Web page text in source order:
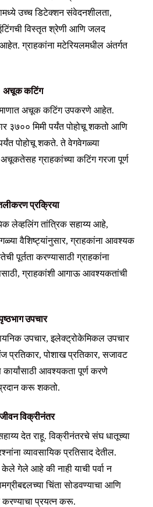
उच्च डिटेक्शन संवेदनशीलता,
विस्तृत श्रेणी आणि जलद
ग्राहकांना मटेरियलमधील अंतर्गत
अचूक कटिंग
अचूक कटिंग उपकरणे आहेत.
३७०० मिमी पर्यंत पोहोचू शकतो आणि
पोहोचू शकते. ते वेगवेगळ्या
ग्राहकांच्या कटिंग गरजा पूर्ण
प्रक्रिया
लेव्हलिंग तांत्रिक सहाय्य आहे,
वैशिष्ट्यांनुसार, ग्राहकांना आवश्यक
पूर्तता करण्यासाठी ग्राहकांना
ग्राहकांशी आगाऊ आवश्यकतांची
उपचार
उपचार, इलेक्ट्रोकेमिकल उपचार
प्रतिकार, पोशाख प्रतिकार, सजावट
कार्यांसाठी आवश्यकता पूर्ण करणे
प्रदान करू शकतो.
विक्रीनंतर
देत राहू. विक्रीनंतरचे संघ धातूच्या
व्यावसायिक प्रतिसाद देतील.
गेले आहे की नाही याची पर्वा न
चिंता सोडवण्याचा आणि
करण्याचा प्रयत्न करू.